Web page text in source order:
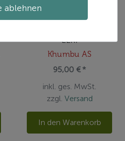
LEKI
Khumbu AS
95,00 € *
inkl. ges. MwSt.
zzgl. Versand
In den Warenkorb
ablehnen